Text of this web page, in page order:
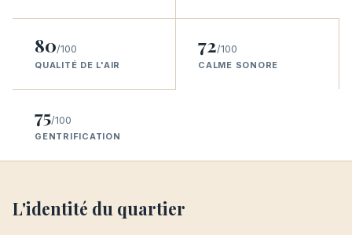
80/100
QUALITÉ DE L'AIR
72/100
CALME SONORE
75/100
GENTRIFICATION
L'identité du quartier